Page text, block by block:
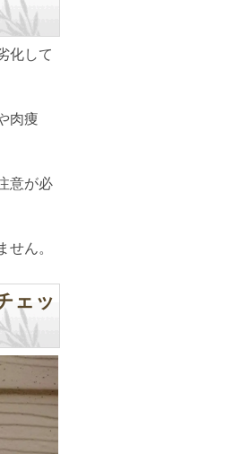
化して
肉痩
意が必
せん。
ェッ